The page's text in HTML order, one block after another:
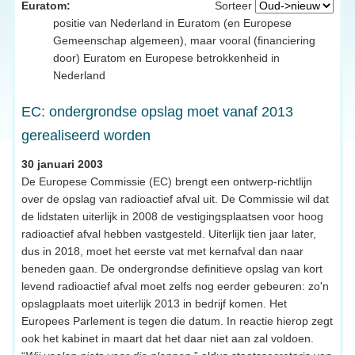
Sorteer
Euratom:
positie van Nederland in Euratom (en Europese
Gemeenschap algemeen), maar vooral (financiering
door) Euratom en Europese betrokkenheid in
Nederland
EC: ondergrondse opslag moet vanaf 2013
gerealiseerd worden
30 januari 2003
De Europese Commissie (EC) brengt een ontwerp-richtlijn
over de opslag van radioactief afval uit. De Commissie wil dat
de lidstaten uiterlijk in 2008 de vestigingsplaatsen voor hoog
radioactief afval hebben vastgesteld. Uiterlijk tien jaar later,
dus in 2018, moet het eerste vat met kernafval dan naar
beneden gaan. De ondergrondse definitieve opslag van kort
levend radioactief afval moet zelfs nog eerder gebeuren: zo'n
opslagplaats moet uiterlijk 2013 in bedrijf komen. Het
Europees Parlement is tegen die datum. In reactie hierop zegt
ook het kabinet in maart dat het daar niet aan zal voldoen.